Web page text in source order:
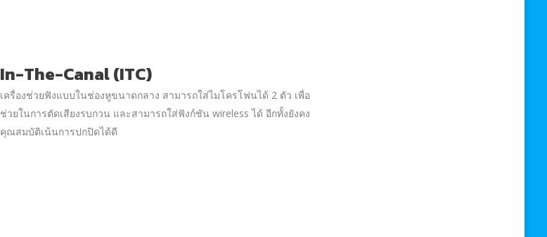
In-The-Canal (ITC)
เครื่องช่วยฟังแบบในช่องหูขนาดกลาง สามารถใส่ไมโครโฟนได้ 2 ตัว เพื่อ
ช่วยในการตัดเสียงรบกวน และสามารถใส่ฟังก์ชัน wireless ได้ อีกทั้งยังคง
คุณสมบัติเน้นการปกปิดได้ดี